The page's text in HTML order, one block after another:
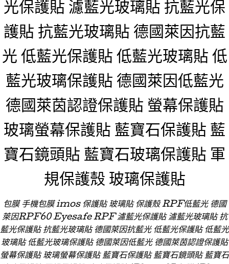
光保護貼 濾藍光玻璃貼 抗藍光保
護貼 抗藍光玻璃貼 德國萊因抗藍
光 低藍光保護貼 低藍光玻璃貼 低
藍光玻璃保護貼 德國萊因低藍光
德國萊茵認證保護貼 螢幕保護貼
玻璃螢幕保護貼 藍寶石保護貼 藍
寶石鏡頭貼 藍寶石玻璃保護貼 軍
規保護殼 玻璃保護貼
包膜 手機包膜 imos 保護貼 玻璃貼 保護殼 RPF低藍光 德國
萊因RPF60 Eyesafe RPF 濾藍光保護貼 濾藍光玻璃貼 抗
藍光保護貼 抗藍光玻璃貼 德國萊因抗藍光 低藍光保護貼 低藍光
玻璃貼 低藍光玻璃保護貼 德國萊因低藍光 德國萊茵認證保護貼
螢幕保護貼 玻璃螢幕保護貼 藍寶石保護貼 藍寶石鏡頭貼 藍寶石